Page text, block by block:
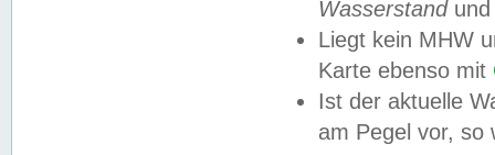
Wasserstandund
Liegt kein MHW
Karte ebenso mit
Ist der aktuelle
am Pegel vor,